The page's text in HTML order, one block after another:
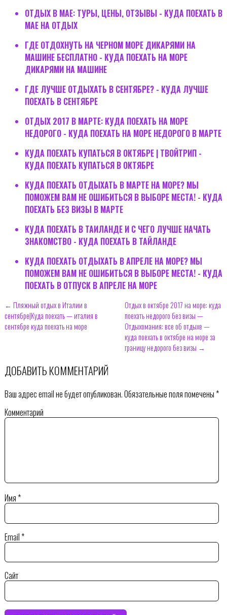
ОТДЫХ В МАЕ: ТУРЫ, ЦЕНЫ, ОТЗЫВЫ - КУДА ПОЕХАТЬ В
МАЕ НА ОТДЫХ
ГДЕ ОТДОХНУТЬ НА ЧЕРНОМ МОРЕ ДИКАРЯМИ НА
МАШИНЕ БЕСПЛАТНО - КУДА ПОЕХАТЬ НА МОРЕ
ДИКАРЯМИ НА МАШИНЕ
ГДЕ ЛУЧШЕ ОТДЫХАТЬ В СЕНТЯБРЕ? - КУДА ЛУЧШЕ
ПОЕХАТЬ В СЕНТЯБРЕ
ОТДЫХ 2017 В МАРТЕ: КУДА ПОЕХАТЬ НА МОРЕ
НЕДОРОГО - КУДА ПОЕХАТЬ НА МОРЕ НЕДОРОГО В МАРТЕ
КУДА ПОЕХАТЬ КУПАТЬСЯ В ОКТЯБРЕ | ТВОЙТРИП -
КУДА ПОЕХАТЬ КУПАТЬСЯ В ОКТЯБРЕ
КУДА ПОЕХАТЬ ОТДЫХАТЬ В МАРТЕ НА МОРЕ? МЫ
ПОМОЖЕМ ВАМ НЕ ОШИБИТЬСЯ В ВЫБОРЕ МЕСТА! - КУДА
ПОЕХАТЬ БЕЗ ВИЗЫ В МАРТЕ
КУДА ПОЕХАТЬ В ТАИЛАНДЕ И С ЧЕГО ЛУЧШЕ НАЧАТЬ
ЗНАКОМСТВО - КУДА ПОЕХАТЬ В ТАЙЛАНДЕ
КУДА ПОЕХАТЬ ОТДЫХАТЬ В АПРЕЛЕ НА МОРЕ? МЫ
ПОМОЖЕМ ВАМ НЕ ОШИБИТЬСЯ В ВЫБОРЕ МЕСТА! - КУДА
ПОЕХАТЬ В ОТПУСК В АПРЕЛЕ НА МОРЕ
← Пляжный отдых в Италии в
сентябре|Куда поехать — италия в
сентябре куда поехать на море
Отдых в октябре 2017 на море: куда
поехать недорого без визы —
Отдыхомания: все об отдыхе —
куда поехать в октябре на море за
границу недорого без визы →
ДОБАВИТЬ КОММЕНТАРИЙ
Ваш адрес email не будет опубликован.Обязательные поля помечены*
Комментарий
Имя*
Email*
Сайт